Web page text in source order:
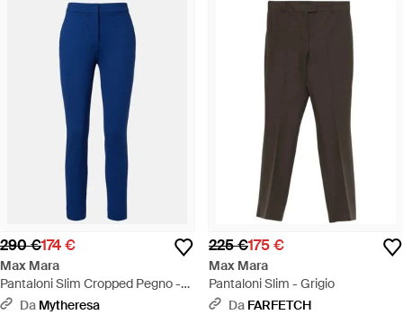
290 €174 €
Max Mara
Pantaloni Slim Cropped Pegno -
Blu Da Mytheresa
225 €175 €
Max Mara
Pantaloni Slim - Grigio
Da FARFETCH